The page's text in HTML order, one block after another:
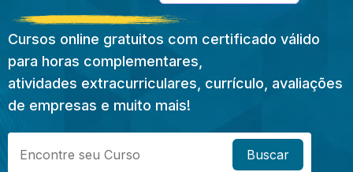
Cursos online gratuitos com certificado válido
para horas complementares,
atividades extracurriculares, currículo, avaliações
de empresas e muito mais!
Buscar